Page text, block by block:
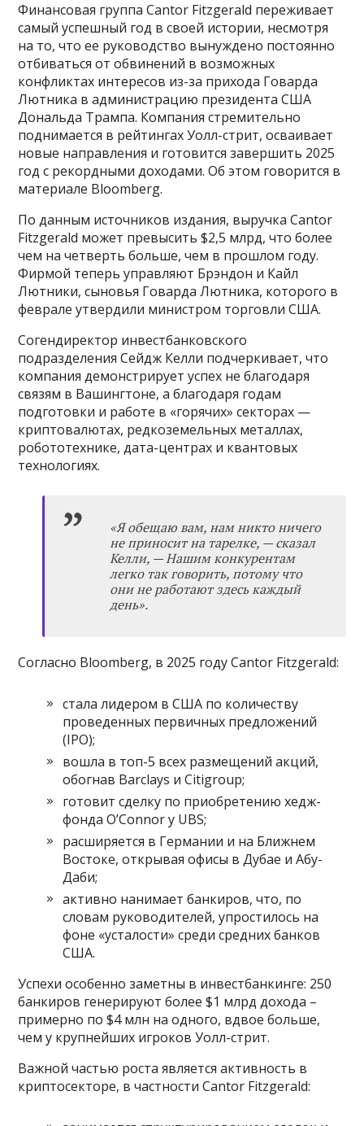
Финансовая группа Cantor Fitzgerald переживает
самый успешный год в своей истории, несмотря
на то, что ее руководство вынуждено постоянно
отбиваться от обвинений в возможных
конфликтах интересов из-за прихода Говарда
Лютника в администрацию президента США
Дональда Трампа. Компания стремительно
поднимается в рейтингах Уолл-стрит, осваивает
новые направления и готовится завершить 2025
год с рекордными доходами. Об этом говорится в
материале Bloomberg.
По данным источников издания, выручка Cantor
Fitzgerald может превысить $2,5 млрд, что более
чем на четверть больше, чем в прошлом году.
Фирмой теперь управляют Брэндон и Кайл
Лютники, сыновья Говарда Лютника, которого в
феврале утвердили министром торговли США.
Согендиректор инвестбанковского
подразделения Сейдж Келли подчеркивает, что
компания демонстрирует успех не благодаря
связям в Вашингтоне, а благодаря годам
подготовки и работе в «горячих» секторах —
криптовалютах, редкоземельных металлах,
робототехнике, дата-центрах и квантовых
технологиях.
«Я обещаю вам, нам никто ничего
не приносит на тарелке, —сказал
Келли, —Нашим конкурентам
легко так говорить, потому что
они не работают здесь каждый
день».
Согласно Bloomberg, в 2025 году Cantor Fitzgerald:
стала лидером в США по количеству
проведенных первичных предложений
(IPO);
вошла в топ-5 всех размещений акций,
обогнав Barclays и Citigroup;
готовит сделку по приобретению хедж-
фонда O’Connor у UBS;
расширяется в Германии и на Ближнем
Востоке, открывая офисы в Дубае и Абу-
Даби;
активно нанимает банкиров, что, по
словам руководителей, упростилось на
фоне «усталости» среди средних банков
США.
Успехи особенно заметны в инвестбанкинге: 250
банкиров генерируют более $1 млрд дохода –
примерно по $4 млн на одного, вдвое больше,
чем у крупнейших игроков Уолл-стрит.
Важной частью роста является активность в
криптосекторе, в частности Cantor Fitzgerald: